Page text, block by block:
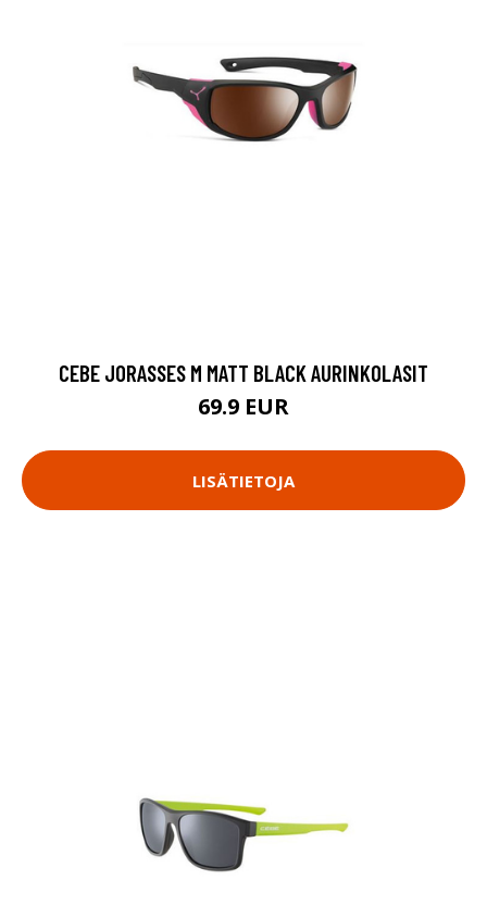
CEBE JORASSES M MATT BLACK AURINKOLASIT
69.9 EUR
LISÄTIETOJA